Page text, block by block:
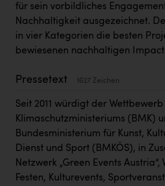
INTERSPORT Austria
Jane Goodall Institute Austria
Kärcher
KEBA
KIWI Kinderwunsch Institut Dr.
KLIPP Frisör
für sein vorbildliches
Nachhaltigkeit ausgezeichnet.
in vier Kategorien die besten
bewiesenen nachhaltigen
Pressetext 1627 Zeichen
Seit 2011 würdigt der Wettbewerb
Klimaschutzministeriums (BMK)
Bundesministerium für Kunst,
Dienst und Sport (BMKÖS), in
Netzwerk „Green Events
Festen, Kulturevents,